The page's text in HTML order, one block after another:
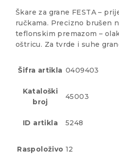
Škare za grane FESTA –
ručkama. Precizno brušen
teflonskim premazom –
oštricu. Za tvrde i suhe
Šifra artikla 0409403
Kataloški
broj
45003
ID artikla 5248
Raspoloživo 12